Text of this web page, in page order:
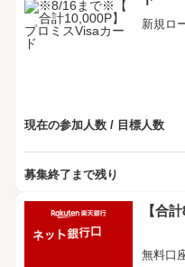
新規ロ
現在の参加人数 / 目標人数
募集終了まで残り
【合
無料口